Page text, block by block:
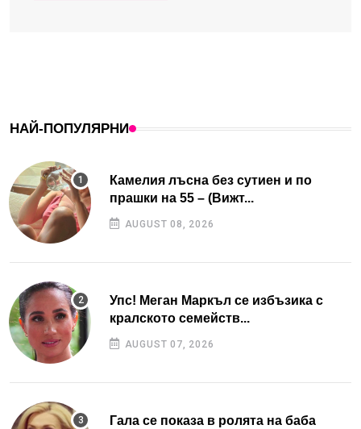
НАЙ-ПОПУЛЯРНИ
Камелия лъсна без сутиен и по
прашки на 55 – (Вижт...
AUGUST 08, 2026
Упс! Меган Маркъл се избъзика с
кралското семейств...
AUGUST 07, 2026
Гала се показа в ролята на баба